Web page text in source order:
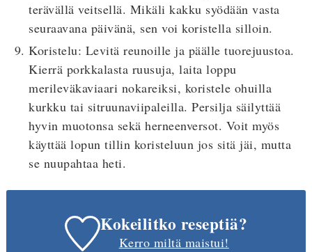
terävällä veitsellä. Mikäli kakku syödään vasta
seuraavana päivänä, sen voi koristella silloin.
Koristelu: Levitä reunoille ja päälle tuorejuustoa.
Kierrä porkkalasta ruusuja, laita loppu
merileväkaviaari nokareiksi, koristele ohuilla
kurkku tai sitruunaviipaleilla. Persilja säilyttää
hyvin muotonsa sekä herneenversot. Voit myös
käyttää lopun tillin koristeluun jos sitä jäi, mutta
se nuupahtaa heti.
Kokeilitko reseptiä?
Kerro miltä maistui!